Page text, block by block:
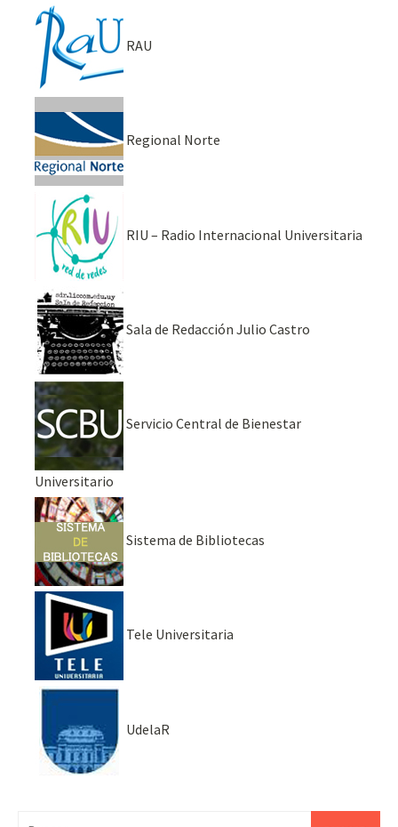
RAU
Regional Norte
RIU – Radio Internacional Universitaria
Sala de Redacción Julio Castro
Servicio Central de Bienestar
Universitario
Sistema de Bibliotecas
Tele Universitaria
UdelaR